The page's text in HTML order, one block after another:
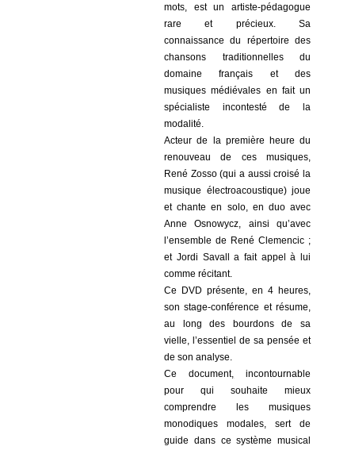
mots, est un artiste-pédagogue
rare et précieux. Sa
connaissance du répertoire des
chansons traditionnelles du
domaine français et des
musiques médiévales en fait un
spécialiste incontesté de la
modalité.
Acteur de la première heure du
renouveau de ces musiques,
René Zosso (qui a aussi croisé la
musique électroacoustique) joue
et chante en solo, en duo avec
Anne Osnowycz, ainsi qu’avec
l’ensemble de René Clemencic ;
et Jordi Savall a fait appel à lui
comme récitant.
Ce DVD présente, en 4 heures,
son stage-conférence et résume,
au long des bourdons de sa
vielle, l’essentiel de sa pensée et
de son analyse.
Ce document,
incontournable
pour qui souhaite mieux
comprendre les musiques
monodiques modales, sert de
guide dans ce système musical